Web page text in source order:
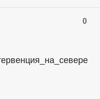
0